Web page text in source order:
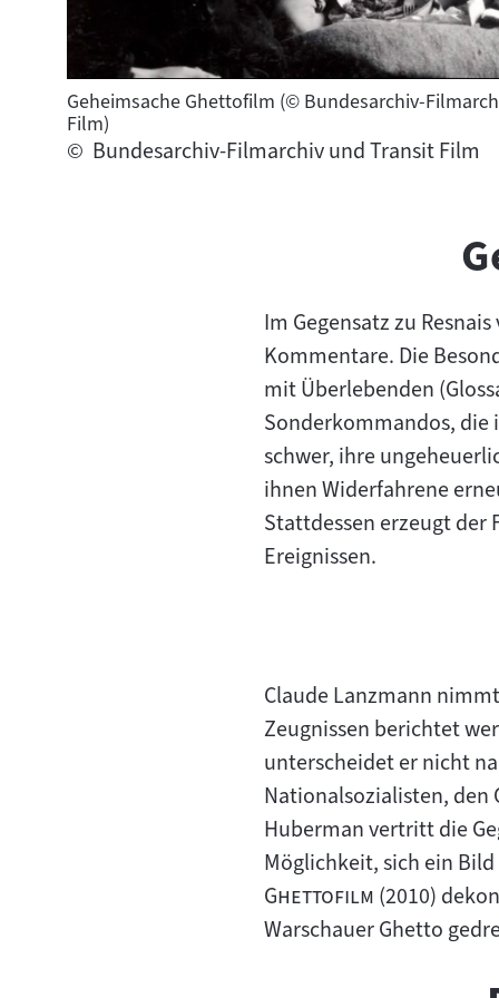
Geheimsache Ghettofilm (© Bundesarchiv-
Film)
© Bundesarchiv-Filmarchiv und Transit Film
Im Gegensatz zu
Kommentare. Die
mit Überlebenden
Sonderkommandos, die
schwer, ihre
ihnen Widerfahrene
Stattdessen erzeugt der
Ereignissen.
Claude Lanzmann
Zeugnissen berichtet
unterscheidet er nicht
Nationalsozialisten, den
Huberman vertritt die
Möglichkeit, sich ein
Ghettofilm "(2010)
Warschauer Ghetto